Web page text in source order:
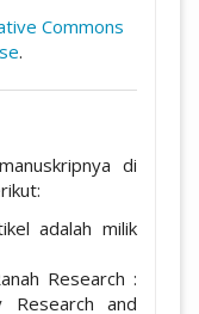
Commons
.
di
adalah milik
Research :
Research and